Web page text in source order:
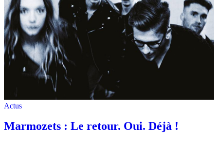
Actus
Marmozets : Le retour. Oui. Déjà !